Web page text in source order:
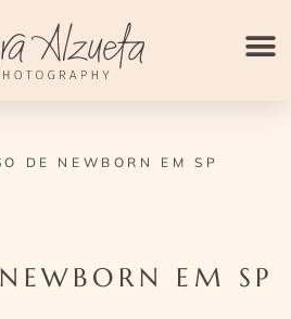
DE NEWBORN EM SP
EM SP